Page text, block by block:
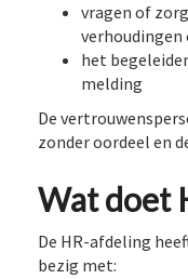
vragen of
het
melding
De
zonder oordeel en
Wat doet
De HR-afdeling
bezig met: